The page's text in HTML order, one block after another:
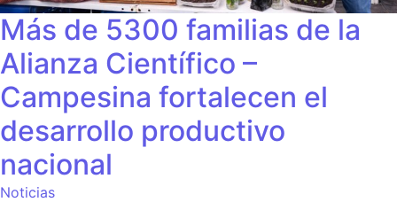
Más de 5300 familias de la
Alianza Científico –
Campesina fortalecen el
desarrollo productivo
nacional
Noticias